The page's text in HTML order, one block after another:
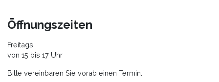
Öffnungszeiten
Freitags
von 15 bis 17 Uhr
Bitte vereinbaren Sie vorab einen Termin.